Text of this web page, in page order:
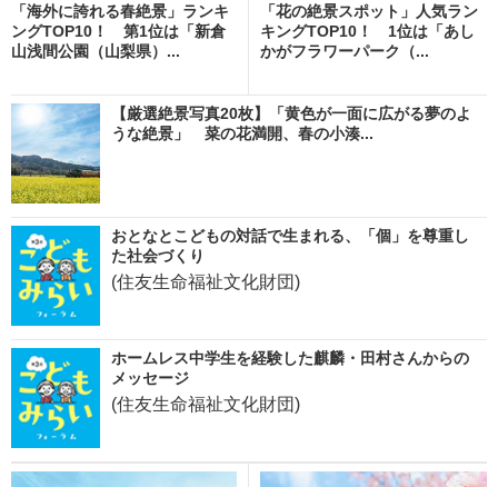
「海外に誇れる春絶景」ランキ
ングTOP10！ 第1位は「新倉
山浅間公園（山梨県）...
「花の絶景スポット」人気ラン
キングTOP10！ 1位は「あし
かがフラワーパーク（...
【厳選絶景写真20枚】「黄色が一面に広がる夢のよ
うな絶景」 菜の花満開、春の小湊...
おとなとこどもの対話で生まれる、「個」を尊重し
た社会づくり
(住友生命福祉文化財団)
ホームレス中学生を経験した麒麟・田村さんからの
メッセージ
(住友生命福祉文化財団)